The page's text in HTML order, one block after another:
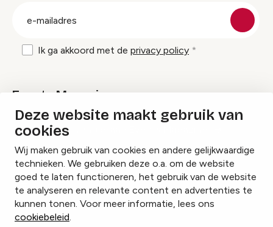
Deze website maakt gebruik van
cookies
Wij maken gebruik van cookies en andere gelijkwaardige
technieken. We gebruiken deze o.a. om de website
goed te laten functioneren, het gebruik van de website
te analyseren en relevante content en advertenties te
kunnen tonen. Voor meer informatie, lees ons
cookiebeleid.
Ik ga akkoord met de privacy policy
Events Magazine
Ik ontvang graag Events Magazine
InstagramFacebookLinkedIn